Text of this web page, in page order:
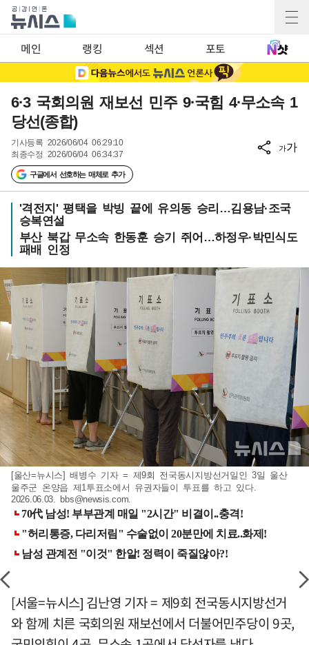
메인 랭킹 섹션 포토
6·3 국회의원 재보선 민주 9·국힘 4·무소속 1
당선(종합)
기사등록 2026/06/04 06:29:10
최종수정 2026/06/04 06:34:37
구글에서 선호하는 매체로 추가
가가
'격전지' 평택을 박빙 끝에 유의동 승리…김용남·조국
승복연설
부산 북갑 무소속 한동훈 승기 쥐어…하정우·박민식도
패배 인정
[울산=뉴시스] 배병수 기자 = 제9회 전국동시지방선거일인 3일 울산
울주군 온양읍 제1투표소에서 유권자들이 투표를 하고 있다.
2026.06.03. bbs@newsis.com
[서울=뉴시스] 김난영 기자 = 제9회 전국동시지방선거
와 함께 치른 국회의원 재보선에서 더불어민주당이 9곳,